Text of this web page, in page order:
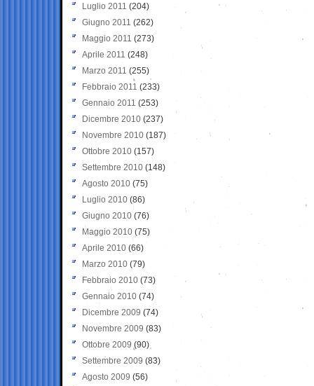
Luglio 2011 (204)
Giugno 2011 (262)
Maggio 2011 (273)
Aprile 2011 (248)
Marzo 2011 (255)
Febbraio 2011 (233)
Gennaio 2011 (253)
Dicembre 2010 (237)
Novembre 2010 (187)
Ottobre 2010 (157)
Settembre 2010 (148)
Agosto 2010 (75)
Luglio 2010 (86)
Giugno 2010 (76)
Maggio 2010 (75)
Aprile 2010 (66)
Marzo 2010 (79)
Febbraio 2010 (73)
Gennaio 2010 (74)
Dicembre 2009 (74)
Novembre 2009 (83)
Ottobre 2009 (90)
Settembre 2009 (83)
Agosto 2009 (56)